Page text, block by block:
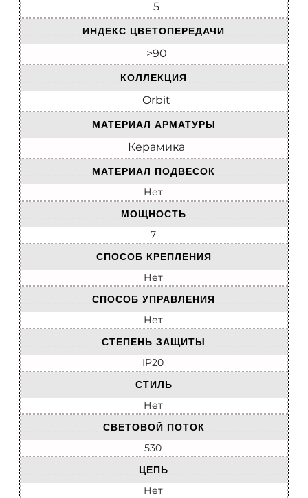
5
ИНДЕКС ЦВЕТОПЕРЕДАЧИ
>90
КОЛЛЕКЦИЯ
Orbit
МАТЕРИАЛ АРМАТУРЫ
Керамика
МАТЕРИАЛ ПОДВЕСОК
Нет
МОЩНОСТЬ
7
СПОСОБ КРЕПЛЕНИЯ
Нет
СПОСОБ УПРАВЛЕНИЯ
Нет
СТЕПЕНЬ ЗАЩИТЫ
IP20
СТИЛЬ
Нет
СВЕТОВОЙ ПОТОК
530
ЦЕПЬ
Нет